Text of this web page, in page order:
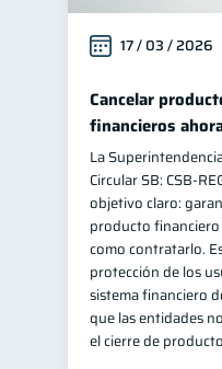
17 / 03 / 2026
Cancelar
financieros
La
Circular SB:
objetivo claro:
producto financiero
como contratarlo.
protección de los
sistema financiero
que las entidades
el cierre de